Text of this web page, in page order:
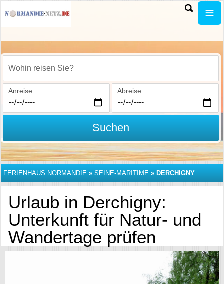
Wohin reisen Sie?
Anreise Abreise
Suchen
FERIENHAUS NORMANDIE » SEINE-MARITIME » DERCHIGNY
Urlaub in Derchigny:
Unterkunft für Natur- und
Wandertage prüfen